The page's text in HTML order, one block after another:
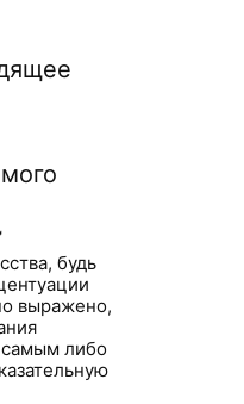
будь
выражено,
самым либо